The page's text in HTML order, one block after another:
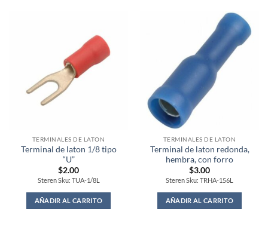
TERMINALES DE LATON
Terminal de laton 1/8 tipo
“U”
$2.00
Steren Sku: TUA-1/8L
AÑADIR AL CARRITO
TERMINALES DE LATON
Terminal de laton redonda,
hembra, con forro
$3.00
Steren Sku: TRHA-156L
AÑADIR AL CARRITO